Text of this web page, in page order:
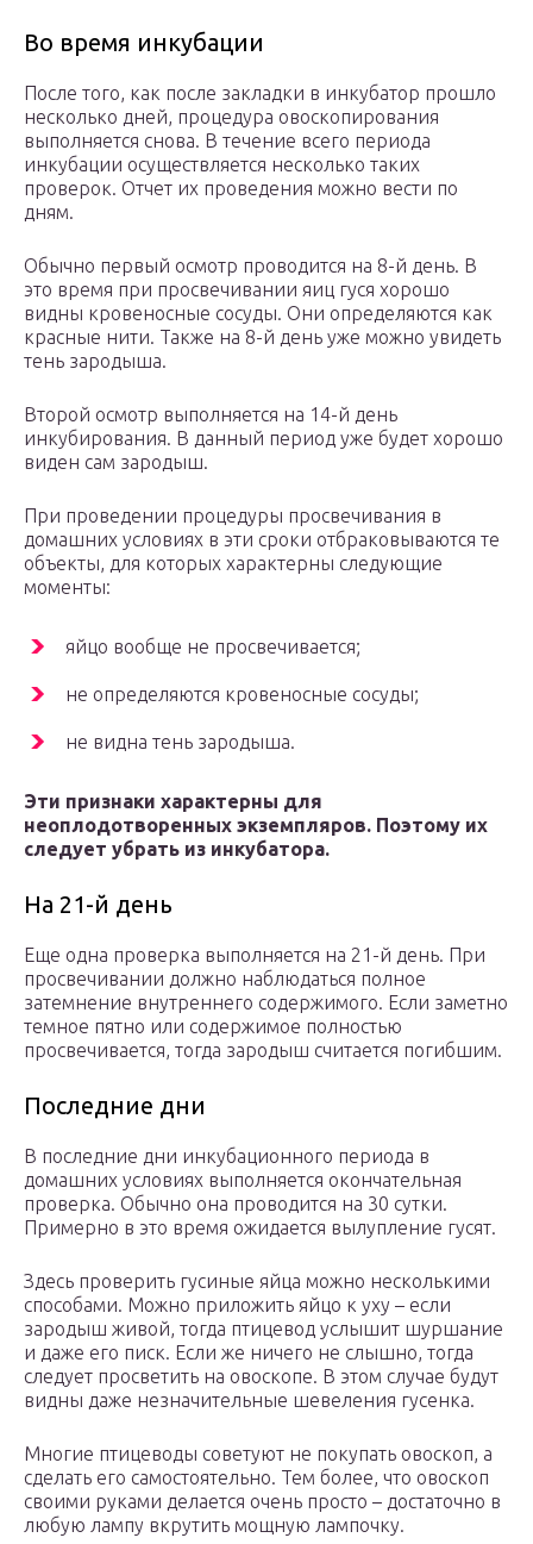
Во время инкубации
После того, как после закладки в инкубатор прошло
несколько дней, процедура овоскопирования
выполняется снова. В течение всего периода
инкубации осуществляется несколько таких
проверок. Отчет их проведения можно вести по
дням.
Обычно первый осмотр проводится на 8-й день. В
это время при просвечивании яиц гуся хорошо
видны кровеносные сосуды. Они определяются как
красные нити. Также на 8-й день уже можно увидеть
тень зародыша.
Второй осмотр выполняется на 14-й день
инкубирования. В данный период уже будет хорошо
виден сам зародыш.
При проведении процедуры просвечивания в
домашних условиях в эти сроки отбраковываются те
объекты, для которых характерны следующие
моменты:
яйцо вообще не просвечивается;
не определяются кровеносные сосуды;
не видна тень зародыша.
Эти признаки характерны для
неоплодотворенных экземпляров. Поэтому их
следует убрать из инкубатора.
На 21-й день
Еще одна проверка выполняется на 21-й день. При
просвечивании должно наблюдаться полное
затемнение внутреннего содержимого. Если заметно
темное пятно или содержимое полностью
просвечивается, тогда зародыш считается погибшим.
Последние дни
В последние дни инкубационного периода в
домашних условиях выполняется окончательная
проверка. Обычно она проводится на 30 сутки.
Примерно в это время ожидается вылупление гусят.
Здесь проверить гусиные яйца можно несколькими
способами. Можно приложить яйцо к уху – если
зародыш живой, тогда птицевод услышит шуршание
и даже его писк. Если же ничего не слышно, тогда
следует просветить на овоскопе. В этом случае будут
видны даже незначительные шевеления гусенка.
Многие птицеводы советуют не покупать овоскоп, а
сделать его самостоятельно. Тем более, что овоскоп
своими руками делается очень просто – достаточно в
любую лампу вкрутить мощную лампочку.